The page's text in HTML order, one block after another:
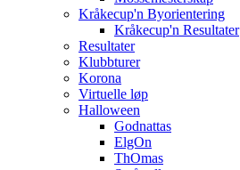
Kråkecup'n Byorientering
Kråkecup'n Resultater
Resultater
Klubbturer
Korona
Virtuelle løp
Halloween
Godnattas
ElgOn
ThOmas